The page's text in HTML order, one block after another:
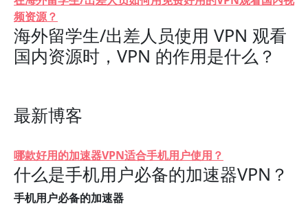
频资源？
海外留学生/出差人员使用 VPN 观看
国内资源时，VPN 的作用是什么？
最新博客
哪款好用的加速器VPN适合手机用户使用？
什么是手机用户必备的加速器VPN？
手机用户必备的加速器